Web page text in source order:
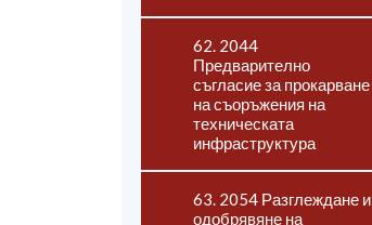
62. 2044
Предварително
съгласие за прокарване
на съоръжения на
техническата
инфраструктура
63. 2054 Разглеждане и
одобрявяне на